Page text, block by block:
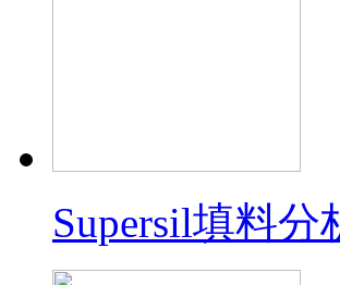
Supersil填料分